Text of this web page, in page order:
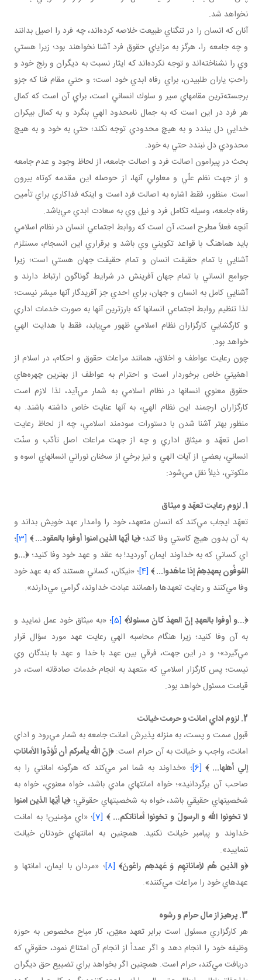
نخواهد شد.
آنان كه انسان را در تنگناي طبيعت خلاصه كرده‌اند، چه فرد را اصيل بدانند
و چه جامعه را، هرگز به مزاياي حقوق فرد آشنا نخواهند بود؛ زيرا هستي
وي را نشناخته‌اند و توجه نكرده‌اند كه ايثار نسبت به ديگران و رنج خود و
راحتِ ياران طلبيدن، براي رفاه ابدي خود است؛ و حتي مقام فنا كه جزو
برجسته‌ترين مقامهاي سير و سلوك انساني است، براي آن است كه كمال
هر فرد در اين است كه به جمال نامحدود الهي بنگرد و به كمال بيكران
خدايي دل ببندد و به هيچ محدودي توجه نكند؛ حتي به خود و به هيچ
محدودي دل نبندد حتي به خود.
بحث در پيرامون اصالت فرد و اصالت جامعه، از لحاظ وجود و عدم جامعه
و از جهت نظم علّي و معلولي آنها، از حوصله اين مقدمه كوتاه بيرون
است. منظور، فقط اشاره به اصالت فرد است و اينكه فداكاري براي تأمين
رفاه جامعه، وسيله تكامل فرد و نيل وي به سعادت ابدي مي‌باشد.
آنچه فعلاً مطرح است، آن است كه روابط اجتماعي انسان در نظام اسلامي
بايد هماهنگ با قواعد تكويني وي باشد و برقراري اين انسجام، مستلزم
آشنايي با تمام حقيقت انسان و تمام حقيقت جهان هستي است؛ زيرا
جوامع انساني با تمام جهان آفرينش در شرايط گوناگون ارتباط دارند و
آشنايي كامل به انسان و جهان، براي احدي جز آفريدگار آنها ميسّر نيست؛
لذا تنظيم روابط اجتماعي انسانها كه بارزترين آنها به صورت خدمات اداري
و كارگشايي كارگزاران نظام اسلامي ظهور مي‌يابد، فقط با هدايت الهي
خواهد بود.
چون رعايت عواطف و اخلاق، همانند مراعات حقوق و احكام، در اسلام از
اهمّيتي خاص برخوردار است و احترام به عواطف از بهترين چهره‌هاي
حقوق معنوي انسانها در نظام اسلامي به شمار مي‌آيد، لذا لازم است
كارگزاران ارجمند اين نظام الهي، به آنها عنايت خاص داشته باشند. به
منظور بهتر آشنا شدن با دستورات سودمند اسلامي، چه از لحاظ رعايت
اصل تعهّد و ميثاق اداري و چه از جهت مراعات اصل تأدّب و سنّت
انساني، بعضي از آيات الهي و نيز برخي از سخنان نوراني انسانهاي اسوه و
ملكوتي، ذيلاً نقل مي‌شود:
1. لزوم رعايت تعهّد و ميثاق
تعهّد ايجاب مي‌كند كه انسان متعهد، خود را وامدار عهد خويش بداند و
به آن بدون هيچ كاستي وفا كند؛﴿يا أيّها الذين امنوا أوفوا بالعقود... ﴾ [3]؛
اي كساني كه به خداوند ايمان آورديد! به عقد و عهد خود وفا كنيد؛﴿...و
المُوفُون بِعهدِهِمْ إذا عاهَدوا... ﴾ [4]؛ «نيكان، كساني هستند كه به عهد خود
وفا مي‌كنند و رعايت تعهدها راهمانند عبادت خداوند، گرامي مي‌دارند».
﴿...و أوفوا بالعهدِ إنّ العهدَ كانَ مسئولاً﴾ [5]؛ «به ميثاق خود عمل نماييد و
به آن وفا كنيد؛ زيرا هنگام محاسبه الهي رعايت عهد مورد سؤال قرار
مي‌گيرد»؛ و در اين جهت، فرقي بين عهد با خدا و عهد با بندگان وي
نيست؛ پس كارگزار اسلامي كه متعهد به انجام خدمات صادقانه است، در
قيامت مسئول خواهد بود.
2. لزوم اداي امانت و حرمت خيانت
قبول سمت و پست، به منزله پذيرش امانت جامعه به شمار مي‌رود و اداي
امانت، واجب و خيانت به آن حرام است:﴿إنّ اللّه يأمركم أن تُؤدّوا الأماناتِ
إلي أهلها... ﴾ [6]؛ «خداوند به شما امر مي‌كند كه هرگونه امانتي را به
صاحب آن برگردانيد»؛ خواه امانتهاي مادي باشد، خواه معنوي، خواه به
شخصيتهاي حقيقي باشد، خواه به شخصيتهاي حقوقي؛﴿يا أيّها الذين امنوا
لا تخونوا اللّه و الرسولَ و تخونوا أماناتكم... ﴾ [7]؛ «اي مؤمنين! به امانت
خداوند و پيامبر خيانت نكنيد. همچنين به امانتهاي خودتان خيانت
ننماييد».
﴿و الذين هُم لاَِماناتِهِم وَ عَهدهِم راعُونَ﴾ [8]؛ «مردان با ايمان، امانتها و
عهدهاي خود را مراعات مي‌كنند».
3. پرهيز از مال حرام و رشوه
هر كارگزاري مسئول است برابر تعهد معيّن، كار مباح مخصوص به حوزه
وظيفه خود را انجام دهد و اگر عمداً از انجام آن امتناع نمود، حقوقي كه
دريافت مي‌كند، حرام است. همچنين اگر بخواهد براي تضييع حق ديگران